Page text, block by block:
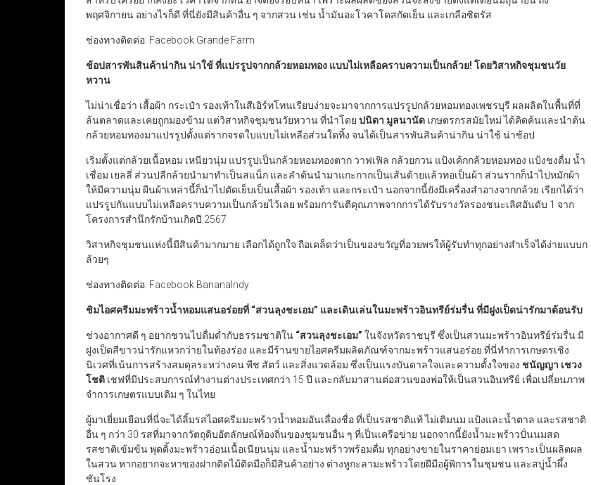
พฤศจิกายน อย่างไรก็ดี ที่นี่ยังมีสินค้าอื่น ๆ จากสวน เช่น น้ำมันอะโวคาโดสกัดเย็น และเกลือซิตรัส
ช่องทางติดต่อ: Facebook Grande Farm
ช้อปสารพันสินค้าน่ากิน น่าใช้ ที่แปรรูปจากกล้วยหอมทอง แบบไม่เหลือคราบความเป็นกล้วย! โดยวิสาหกิจชุมชนวัย
หวาน
ไม่น่าเชื่อว่า เสื้อผ้า กระเป๋า รองเท้าในสีเอิร์ทโทนเรียบง่ายจะมาจากการแปรรูปกล้วยหอมทองเพชรบุรี ผลผลิตในพื้นที่ที่
ล้นตลาดและเคยถูกมองข้าม แต่วิสาหกิจชุมชนวัยหวาน ที่นำโดย ปนิดา มูลนานัด เกษตรกรสมัยใหม่ ได้คิดค้นและนำต้น
กล้วยหอมทองมาแปรรูปตั้งแต่รากจรดใบแบบไม่เหลือส่วนใดทิ้ง จนได้เป็นสารพันสินค้าน่ากิน น่าใช้ น่าช้อป
เริ่มตั้งแต่กล้วยเนื้อหอม เหนียวนุ่ม แปรรูปเป็นกล้วยหอมทองตาก วาฟเฟิล กล้วยกวน แป้งเค้กกล้วยหอมทอง แป้งชงดื่ม น้ำ
เชื่อม เยลลี่ ส่วนปลีกล้วยนำมาทำเป็นสแน็ก และลำต้นนำมาแกะกากเป็นเส้นด้ายแล้วทอเป็นผ้า ส่วนรากก็นำไปหมักผ้า
ให้มีความนุ่ม ผืนผ้าเหล่านี้ก็นำไปตัดเย็บเป็นเสื้อผ้า รองเท้า และกระเป๋า นอกจากนี้ยังมีเครื่องสำอางจากกล้วย เรียกได้ว่า
แปรรูปกันแบบไม่เหลือคราบความเป็นกล้วยไว้เลย พร้อมการันตีคุณภาพจากการได้รับรางวัลรองชนะเลิศอันดับ 1 จาก
โครงการสำนึกรักบ้านเกิดปี 2567
วิสาหกิจชุมชนแห่งนี้มีสินค้ามากมาย เลือกได้ถูกใจ ถือเคล็ดว่าเป็นของขวัญที่อวยพรให้ผู้รับทำทุกอย่างสำเร็จได้ง่ายแบบก
ล้วยๆ
ช่องทางติดต่อ: Facebook BananaIndy
ชิมไอศครีมมะพร้าวน้ำหอมแสนอร่อยที่ “สวนลุงชะเอม” และเดินเล่นในมะพร้าวอินทรีย์ร่มรื่น ที่มีฝูงเป็ดน่ารักมาต้อนรับ
ช่วงอากาศดี ๆ อยากชวนไปดื่มด่ำกับธรรมชาติใน “สวนลุงชะเอม” ในจังหวัดราชบุรี ซึ่งเป็นสวนมะพร้าวอินทรีย์ร่มรื่น มี
ฝูงเป็ดสีขาวน่ารักแหวกว่ายในท้องร่อง และมีร้านขายไอศครีมผลิตภัณฑ์จากมะพร้าวแสนอร่อย ที่นี่ทำการเกษตรเชิง
นิเวศที่เน้นการสร้างสมดุลระหว่างคน พืช สัตว์ และสิ่งแวดล้อม ซึ่งเป็นแรงบันดาลใจและความตั้งใจของ ชนัญญา เชวง
โชติ เชฟที่มีประสบการณ์ทำงานต่างประเทศกว่า 15 ปี และกลับมาสานต่อสวนของพ่อให้เป็นสวนอินทรีย์ เพื่อเปลี่ยนภาพ
จำการเกษตรแบบเดิม ๆ ในไทย
ผู้มาเยี่ยมเยือนที่นี่จะได้ลิ้มรสไอศครีมมะพร้าวน้ำหอมอันเลื่องชื่อ ที่เป็นรสชาติแท้ ไม่เติมนม แป้งและน้ำตาล และรสชาติ
อื่น ๆ กว่า 30 รสที่มาจากวัตถุดิบอัตลักษณ์ท้องถิ่นของชุมชนอื่น ๆ ที่เป็นเครือข่าย นอกจากนี้ยังน้ำมะพร้าวปั่นนมสด
รสชาติเข้มข้น พุดดิ้งมะพร้าวอ่อนเนื้อเนียนนุ่ม และน้ำมะพร้าวพร้อมดื่ม ทุกอย่างขายในราคาย่อมเยา เพราะเป็นผลิตผล
ในสวน หากอยากจะหาของฝากติดไม้ติดมือก็มีสินค้าอย่าง ต่างหูกะลามะพร้าวโดยฝีมือผู้พิการในชุมชน และสบู่น้ำผึ้ง
ชันโรง